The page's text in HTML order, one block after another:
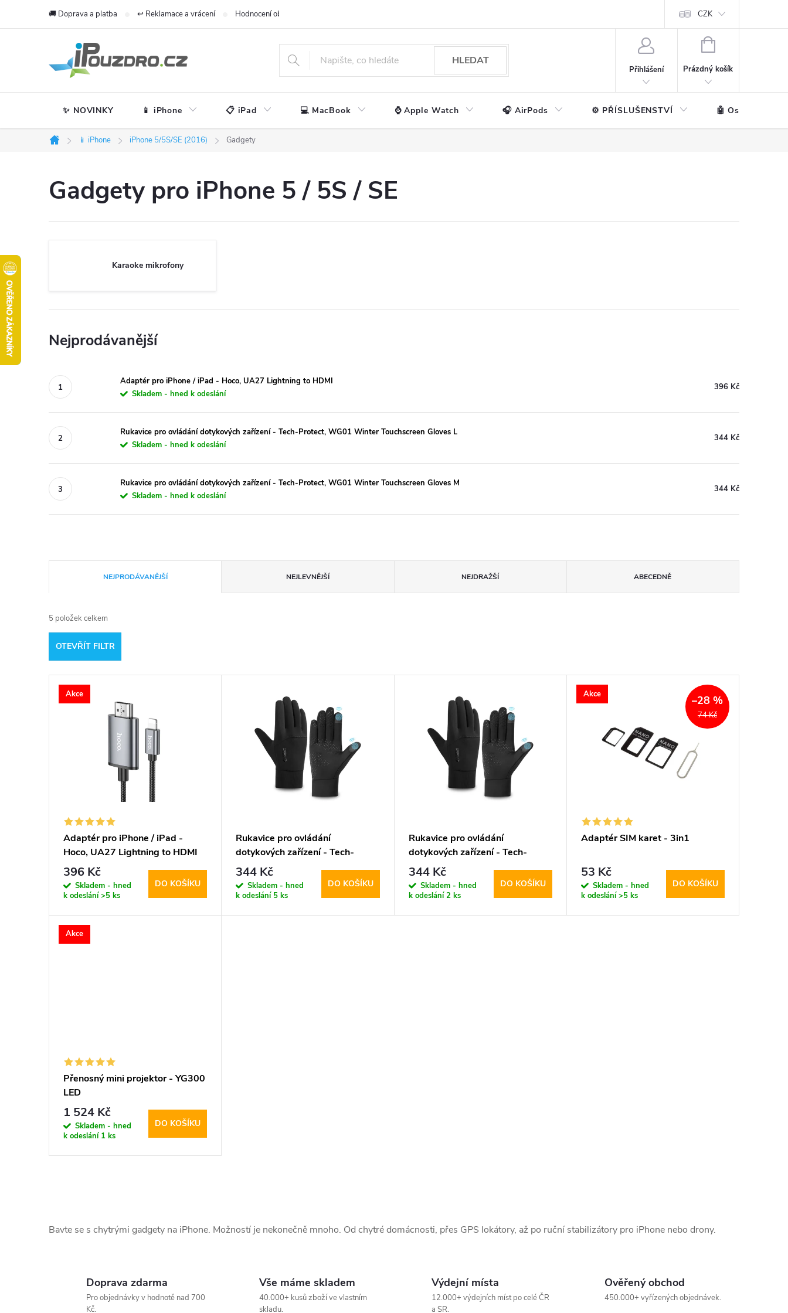
🚚 Doprava a platba ↩️ Reklamace a vrácení Hodnocení obchodu CZK
HLEDAT
Přihlášení
NÁKUPNÍ
Prázdný košík
✨ NOVINKY 📱 iPhone 📋 iPad 💻 MacBook ⌚ Apple Watch 🎧 AirPods ⚙️ PŘÍSLUŠENSTVÍ 🤖 Ostatní
Domů
📱 iPhone iPhone 5/5S/SE (2016) Gadgety
Gadgety pro iPhone 5 / 5S / SE
Karaoke mikrofony
Nejprodávanější
Adaptér pro iPhone / iPad - Hoco, UA27 Lightning to HDMI
Skladem - hned k odeslání
396 Kč
Rukavice pro ovládání dotykových zařízení - Tech-Protect, WG01 Winter Touchscreen Gloves L
Skladem - hned k odeslání
344 Kč
Rukavice pro ovládání dotykových zařízení - Tech-Protect, WG01 Winter Touchscreen Gloves M
Skladem - hned k odeslání
344 Kč
a
z
e
n
t
NEJPRODÁVANĚJŠÍ NEJLEVNĚJŠÍ NEJDRAŽŠÍ ABECEDNĚ
5 položek celkem
OTEVŘÍT FILTR
V
d
u
Akce
Adaptér pro iPhone / iPad -
Hoco, UA27 Lightning to HDMI
396 Kč
Skladem - hned
k odeslání>5 ks
DO KOŠÍKU
Rukavice pro ovládání
dotykových zařízení - Tech-
Protect, WG01 Winter
Touchscreen Gloves L
344 Kč
Skladem - hned
k odeslání 5 ks
DO KOŠÍKU
Rukavice pro ovládání
dotykových zařízení - Tech-
Protect, WG01 Winter
Touchscreen Gloves M
344 Kč
Skladem - hned
k odeslání2 ks
DO KOŠÍKU
Akce
74 Kč
–28 %
Adaptér SIM karet - 3in1
53 Kč
Skladem - hned
k odeslání>5 ks
DO KOŠÍKU
Akce
Přenosný mini projektor - YG300
LED
1 524 Kč
Skladem - hned
k odeslání 1 ks
DO KOŠÍKU
v
Bavte se s chytrými gadgety na iPhone. Možností je nekonečně mnoho. Od chytré domácnosti, přes GPS lokátory, až po ruční stabilizátory pro iPhone nebo drony.
Doprava zdarma
Pro objednávky v hodnotě nad 700
Kč.
Vše máme skladem
40.000+ kusů zboží ve vlastním
skladu.
Výdejní místa
12.000+ výdejních míst po celé ČR
a SR.
Ověřený obchod
450.000+ vyřízených objednávek.